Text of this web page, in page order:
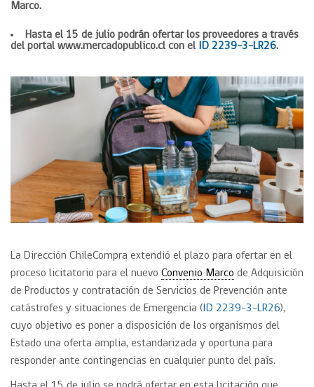
Marco.
Hasta el 15 de julio podrán ofertar los proveedores a través
del portal www.mercadopublico.cl con el ID 2239-3-LR26.
La Dirección ChileCompra extendió el plazo para ofertar en el
proceso licitatorio para el nuevo Convenio Marco de Adquisición
de Productos y contratación de Servicios de Prevención ante
catástrofes y situaciones de Emergencia ( ID 2239-3-LR26),
cuyo objetivo es poner a disposición de los organismos del
Estado una oferta amplia, estandarizada y oportuna para
responder ante contingencias en cualquier punto del país.